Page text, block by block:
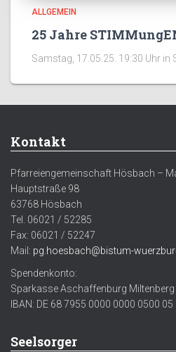
ALLGEMEIN
25 Jahre
Samstag, 17.05.25. 19:30 Uhr in
Kontakt
Pfarreiengemeinschaft Hösbach –
Hauptstraße 98
63768 Hösbach
Tel. 06021 / 52285
Fax: 06021 / 52247
Mail: pg.hoesbach@bistum-
Spendenkonto:
Sparkasse Aschaffenburg Miltenberg
IBAN: DE 68 7955 0000 0000 0500 05
Seelsorger